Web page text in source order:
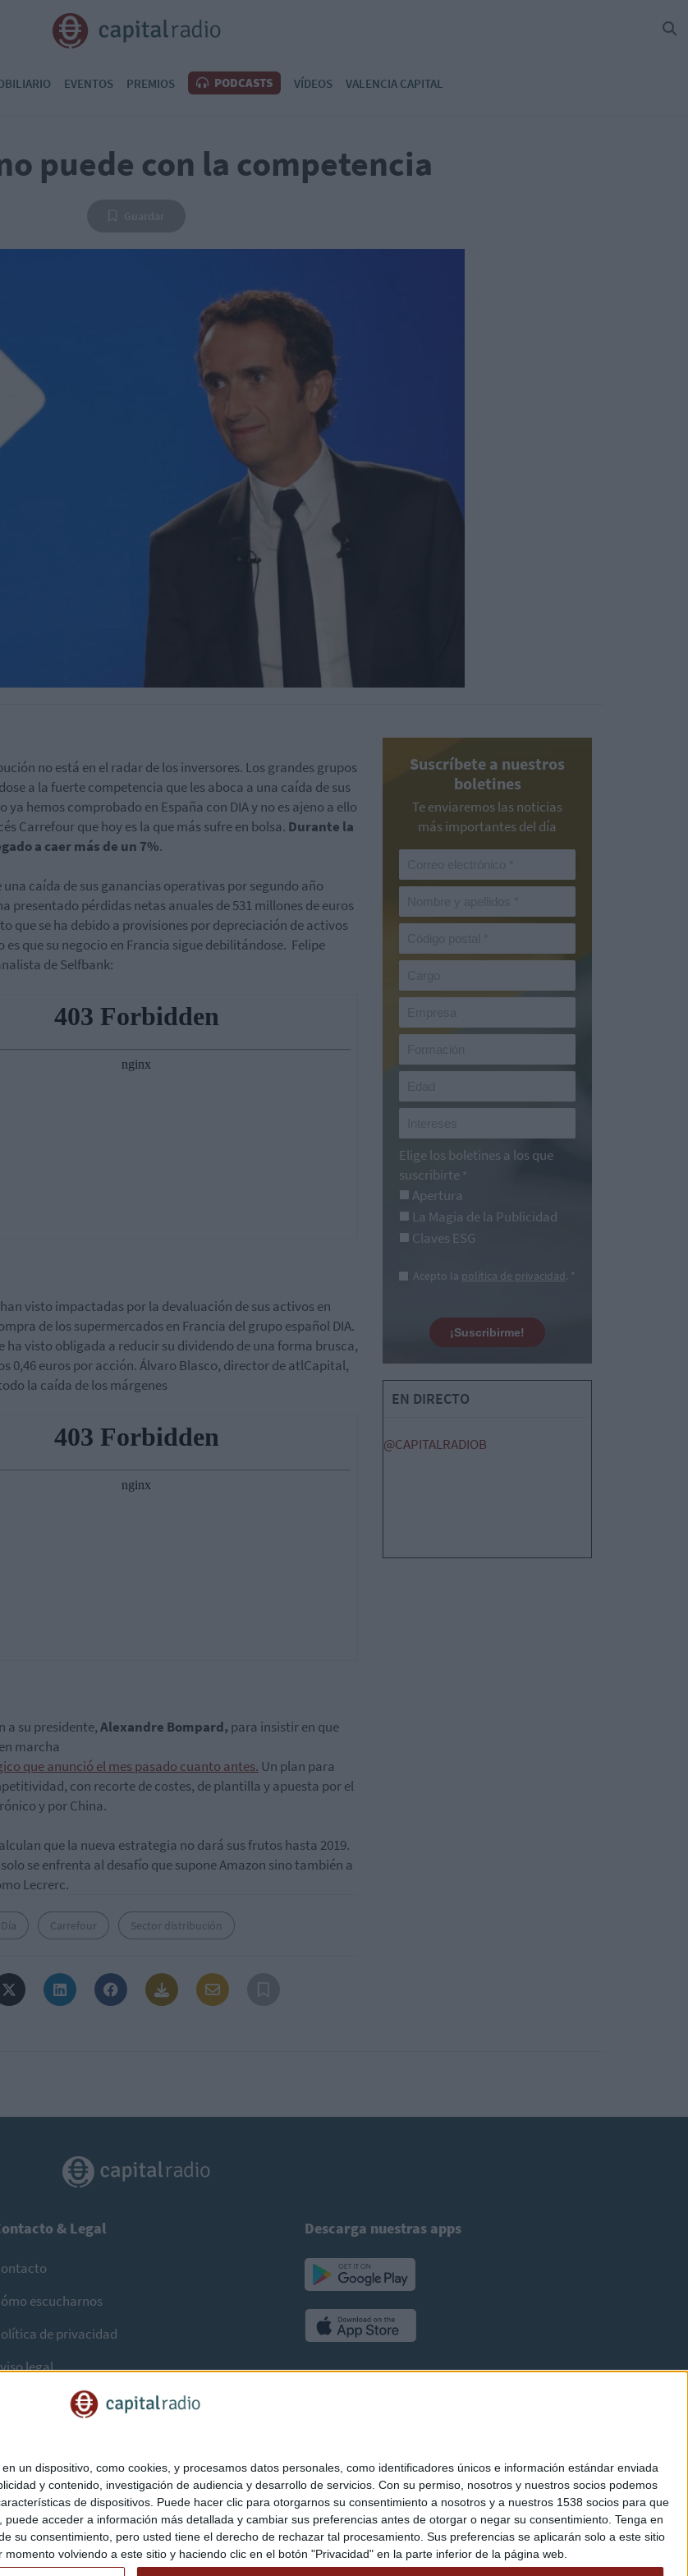
un dispositivo, como cookies, y procesamos datos personales, como identificadores únicos e información estándar enviada
y contenido, investigación de audiencia y desarrollo de servicios. Con su permiso, nosotros y nuestros socios podemos
de dispositivos. Puede hacer clic para otorgarnos su consentimiento a nosotros y a nuestros 1538 socios para que
acceder a información más detallada y cambiar sus preferencias antes de otorgar o negar su consentimiento. Tenga en
su consentimiento, pero usted tiene el derecho de rechazar tal procesamiento. Sus preferencias se aplicarán solo a este sitio
volviendo a este sitio y haciendo clic en el botón "Privacidad" en la parte inferior de la página web.
EVENTOS PREMIOS PODCASTS VÍDEOS VALENCIA CAPITAL
puede con la competencia
no está en el radar de los inversores. Los grandes grupos
a la fuerte competencia que les aboca a una caída de sus
ya hemos comprobado en España con DIA y no es ajeno a ello
Carrefour que hoy es la que más sufre en bolsa. Durante la
a caer más de un 7%.
caída de sus ganancias operativas por segundo año
presentado pérdidas netas anuales de 531 millones de euros
que se ha debido a provisiones por depreciación de activos
es que su negocio en Francia sigue debilitándose. Felipe
de Selfbank:
visto impactadas por la devaluación de sus activos en
de los supermercados en Francia del grupo español DIA.
ha visto obligada a reducir su dividendo de una forma brusca,
0,46 euros por acción. Álvaro Blasco, director de atlCapital,
la caída de los márgenes
a su presidente,Alexandre Bompard, para insistir en que
marcha
que anunció el mes pasado cuanto antes. Un plan para
con recorte de costes, de plantilla y apuesta por el
y por China.
que la nueva estrategia no dará sus frutos hasta 2019.
se enfrenta al desafío que supone Amazon sino también a
Lecrerc.
Día Carrefour Sector distribución
Suscríbete a nuestros
boletines
Te enviaremos las noticias
más importantes del día
Elige los boletines a los que
suscribirte *
Apertura
La Magia de la Publicidad
Claves ESG
Acepto la política de privacidad. *
¡Suscribirme!
EN DIRECTO
@CAPITALRADIOB
& Legal
escucharnos
de privacidad
legal
Descarga nuestras apps